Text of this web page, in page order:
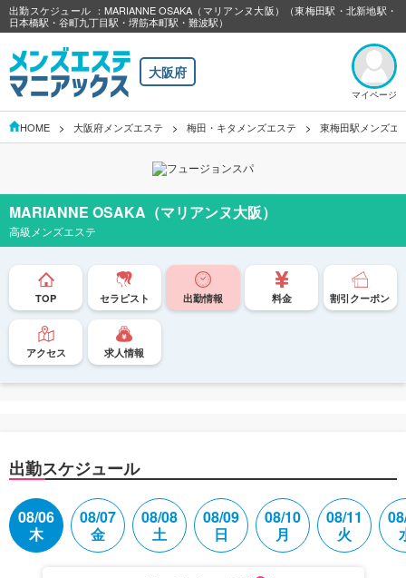
出勤スケジュール ：MARIANNE OSAKA（マリアンヌ大阪）（東梅田駅・北新地駅・
日本橋駅・谷町九丁目駅・堺筋本町駅・難波駅）
大阪府
マイページ
HOME 大阪府メンズエステ 梅田・キタメンズエステ 東梅田駅メンズエ
MARIANNE OSAKA（マリアンヌ大阪）
高級メンズエステ
TOP セラピスト 出勤情報 料金 割引クーポン
アクセス 求人情報
出勤スケジュール
08/06
木
08/07
金
08/08
土
08/09
日
08/10
月
08/11
火